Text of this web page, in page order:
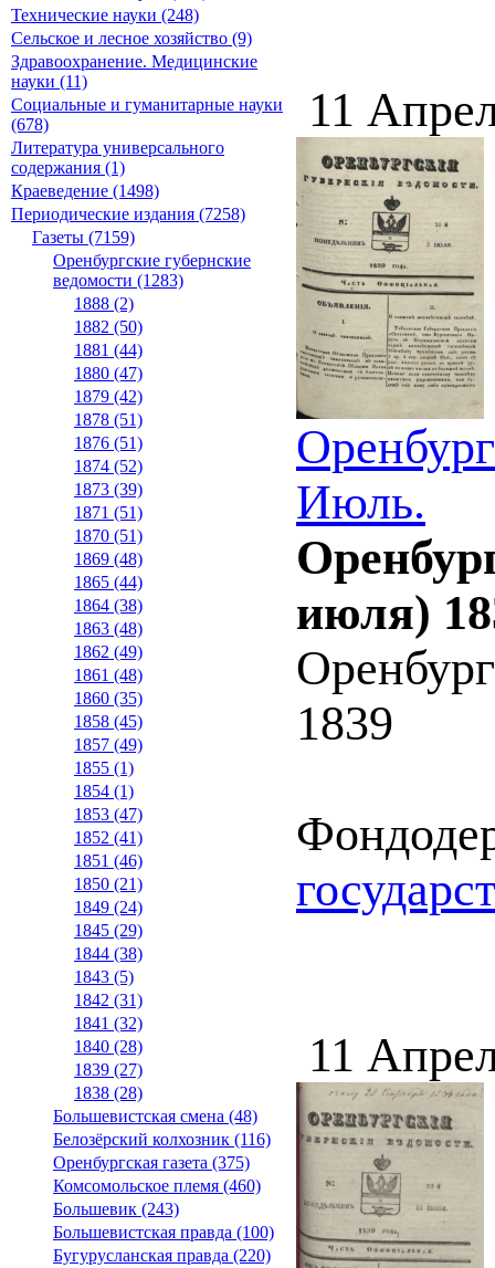
Технические науки (248)
Сельское и лесное хозяйство (9)
Здравоохранение. Медицинские
науки (11)
Социальные и гуманитарные науки
(678)
Литература универсального
содержания (1)
Краеведение (1498)
Периодические издания (7258)
Газеты (7159)
Оренбургские губернские
ведомости (1283)
1888 (2)
1882 (50)
1881 (44)
1880 (47)
1879 (42)
1878 (51)
1876 (51)
1874 (52)
1873 (39)
1871 (51)
1870 (51)
1869 (48)
1865 (44)
1864 (38)
1863 (48)
1862 (49)
1861 (48)
1860 (35)
1858 (45)
1857 (49)
1855 (1)
1854 (1)
1853 (47)
1852 (41)
1851 (46)
1850 (21)
1849 (24)
1845 (29)
1844 (38)
1843 (5)
1842 (31)
1841 (32)
1840 (28)
1839 (27)
1838 (28)
Большевистская смена (48)
Белозёрский колхозник (116)
Оренбургская газета (375)
Комсомольское племя (460)
Большевик (243)
Большевистская правда (100)
Бугурусланская правда (220)
11
Июль.
июля)
1839
11